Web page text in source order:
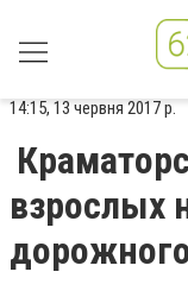
14:15, 13 червня 2017 р.
взрослых